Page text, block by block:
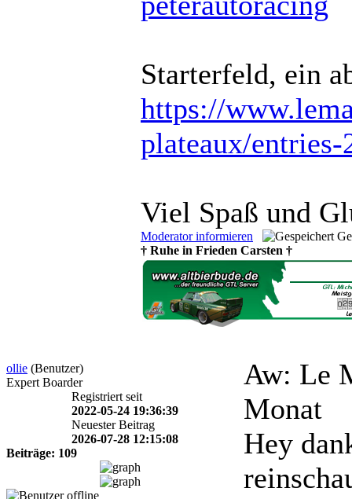
Starterfeld, ein
https://
plateaux/entries-
Viel Spaß und
Moderator informieren
† Ruhe in Frieden Carsten †
ollie (Benutzer)
Expert Boarder
Registriert seit
2022-05-24 19:36:39
Neuester Beitrag
2026-07-28 12:15:08
Beiträge: 109
Aw: Le
Monat
Hey